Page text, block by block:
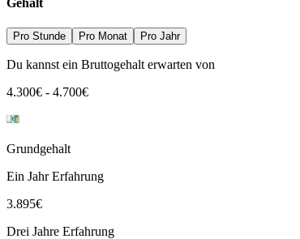
Pro Stunde Pro Monat Pro Jahr
Du kannst ein Bruttogehalt erwarten von
4.300€ - 4.700€
Grundgehalt
Ein Jahr Erfahrung
3.895€
Drei Jahre Erfahrung